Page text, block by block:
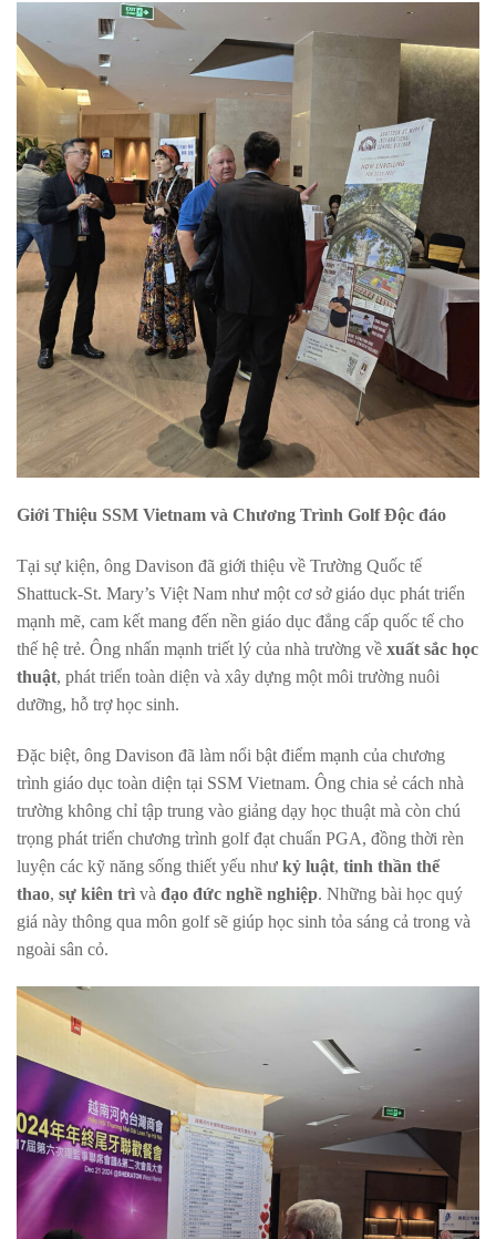
Giới Thiệu SSM Vietnam và Chương Trình Golf Độc đáo
Tại sự kiện, ông Davison đã giới thiệu về Trường Quốc tế
Shattuck-St. Mary’s Việt Nam như một cơ sở giáo dục phát triển
mạnh mẽ, cam kết mang đến nền giáo dục đẳng cấp quốc tế cho
thế hệ trẻ. Ông nhấn mạnh triết lý của nhà trường về xuất sắc học
thuật, phát triển toàn diện và xây dựng một môi trường nuôi
dưỡng, hỗ trợ học sinh.
Đặc biệt, ông Davison đã làm nổi bật điểm mạnh của chương
trình giáo dục toàn diện tại SSM Vietnam. Ông chia sẻ cách nhà
trường không chỉ tập trung vào giảng dạy học thuật mà còn chú
trọng phát triển chương trình golf đạt chuẩn PGA, đồng thời rèn
luyện các kỹ năng sống thiết yếu như kỷ luật, tinh thần thể
thao, sự kiên trì và đạo đức nghề nghiệp. Những bài học quý
giá này thông qua môn golf sẽ giúp học sinh tỏa sáng cả trong và
ngoài sân cỏ.